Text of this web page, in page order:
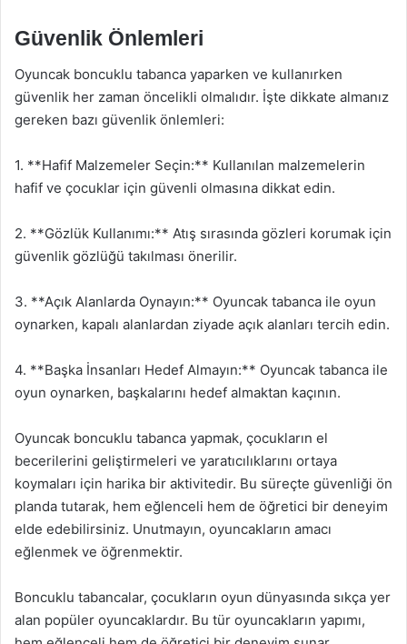
Güvenlik Önlemleri
Oyuncak boncuklu tabanca yaparken ve kullanırken
güvenlik her zaman öncelikli olmalıdır. İşte dikkate almanız
gereken bazı güvenlik önlemleri:
1. **Hafif Malzemeler Seçin:** Kullanılan malzemelerin
hafif ve çocuklar için güvenli olmasına dikkat edin.
2. **Gözlük Kullanımı:** Atış sırasında gözleri korumak için
güvenlik gözlüğü takılması önerilir.
3. **Açık Alanlarda Oynayın:** Oyuncak tabanca ile oyun
oynarken, kapalı alanlardan ziyade açık alanları tercih edin.
4. **Başka İnsanları Hedef Almayın:** Oyuncak tabanca ile
oyun oynarken, başkalarını hedef almaktan kaçının.
Oyuncak boncuklu tabanca yapmak, çocukların el
becerilerini geliştirmeleri ve yaratıcılıklarını ortaya
koymaları için harika bir aktivitedir. Bu süreçte güvenliği ön
planda tutarak, hem eğlenceli hem de öğretici bir deneyim
elde edebilirsiniz. Unutmayın, oyuncakların amacı
eğlenmek ve öğrenmektir.
Boncuklu tabancalar, çocukların oyun dünyasında sıkça yer
alan popüler oyuncaklardır. Bu tür oyuncakların yapımı,